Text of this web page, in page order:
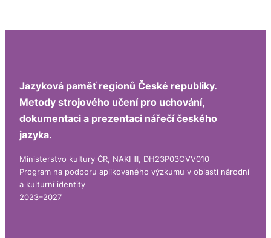
Jazyková paměť regionů České republiky.
Metody strojového učení pro uchování,
dokumentaci a prezentaci nářečí českého
jazyka.
Ministerstvo kultury ČR, NAKI III, DH23P03OVV010
Program na podporu aplikovaného výzkumu v oblasti národní
a kulturní identity
2023–2027